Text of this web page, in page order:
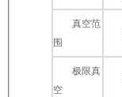
真空范
围
极限真
空